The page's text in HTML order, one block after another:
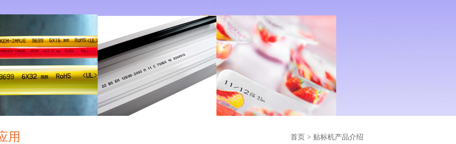
首页> 贴标机产品介绍
用